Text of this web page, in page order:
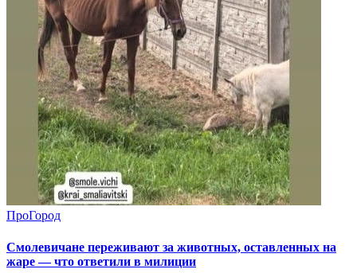
ПроГород
Смолевичане переживают за животных, оставленных на
жаре — что ответили в милиции